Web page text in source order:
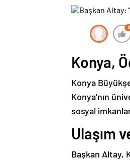
0
Konya,
Konya
Konya’nın
sosyal
Ulaşım
Başkan Altay,